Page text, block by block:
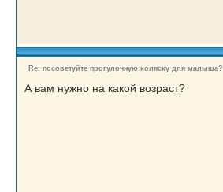
Re: посоветуйте прогулочную коляску для малыша?
А вам нужно на какой возраст?